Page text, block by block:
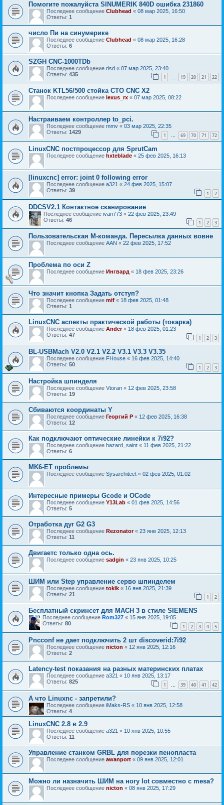
Помогите пожалуйста SINUMERIK 840D ошибка 231860
Последнее сообщение Clubhead « 08 мар 2025, 16:50
Ответы: 1
число Пи на синумерике
Последнее сообщение Clubhead « 08 мар 2025, 16:28
Ответы: 6
SZGH CNC-1000TDb
Последнее сообщение risd « 07 мар 2025, 23:40
Ответы: 435 1 19 20 21 22
Станок KTL56/500 стойка CTO CNC X2
Последнее сообщение lexus_rx « 07 мар 2025, 08:22
Настраиваем контроллер to_pci.
Последнее сообщение mmv « 03 мар 2025, 22:35
Ответы: 1429 1 … 69 70 71 72
LinuxCNC постпроцессор для SprutCam
Последнее сообщение hxteblade « 25 фев 2025, 16:13
[linuxcnc] error: joint 0 following error
Последнее сообщение a321 « 24 фев 2025, 15:07
Ответы: 39 1 2
DDCSV2.1 Контактное сканирование
Последнее сообщение ivan773 « 22 фев 2025, 23:49
Ответы: 46 1 2 3
Пользовательская M-команда. Пересылка данных вовне
Последнее сообщение AAN « 22 фев 2025, 17:52
Проблема по оси Z
Последнее сообщение Ингвард « 18 фев 2025, 23:26
Что значит кнопка Задать отступ?
Последнее сообщение mif « 18 фев 2025, 01:48
Ответы: 1
LinuxCNC аспекты практической работы (токарка)
Последнее сообщение Ander« 18 фев 2025, 01:23
Ответы: 47 1 2 3
BL-USBMach V2.0 V2.1 V2.2 V3.1 V3.3 V3.35
Последнее сообщение FHouse « 16 фев 2025, 14:40
Ответы: 50 1 2 3
Настройка шпинделя
Последнее сообщение Vtoran « 12 фев 2025, 23:58
Ответы: 19
Сбиваются координаты Y
Последнее сообщение Георгий Р « 12 фев 2025, 16:38
Ответы: 12
Как подключают оптические линейки к 7i92?
Последнее сообщение hazard_saint « 11 фев 2025, 21:22
Ответы: 6
MK6-ET проблемы
Последнее сообщение Sysarchitect « 02 фев 2025, 01:02
Интересные примеры Gcode и OCode
Последнее сообщение Y13Lab « 01 фев 2025, 14:56
Ответы: 5
Отработка дуг G2 G3
Последнее сообщение Rezonator« 23 янв 2025, 12:13
Ответы: 11
Двигаетс только одна ось.
Последнее сообщение sadgin « 23 янв 2025, 10:25
ШИМ или Step управление серво шпинделем
Последнее сообщение tokik « 16 янв 2025, 21:39
Ответы: 21 1 2
Бесплатный скринсет для MACH 3 в стиле SIEMENS
Последнее сообщение Rom327 « 15 янв 2025, 19:05
Ответы: 80 1 2 3 4 5
Pncconf не дает подключить 2 шт discoverid:7i92
Последнее сообщение nicton « 12 янв 2025, 12:16
Ответы: 2
Latency-test показания на разных материнских платах
Последнее сообщение a321 « 10 янв 2025, 13:17
Ответы: 825 1 39 40 41 42
А что Linuxnc - запретили?
Последнее сообщение iMaks-RS « 10 янв 2025, 12:58
Ответы: 4
LinuxCNC 2.8 в 2.9
Последнее сообщение a321 « 10 янв 2025, 10:55
Ответы: 11
Управление станком GRBL для порезки пенопласта
Последнее сообщение awanport « 09 янв 2025, 12:01
Можно ли назначить ШИМ на ногу lot совместно с mesa?
Последнее сообщение nicton « 08 янв 2025, 17:29